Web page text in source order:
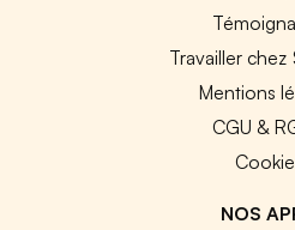
Travailler chez
Mentions
CGU &
NOS